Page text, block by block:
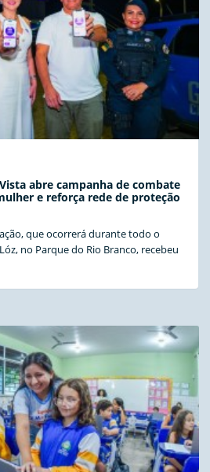
Vista abre campanha de combate
e reforça rede de proteção
que ocorrerá durante todo o
no Parque do Rio Branco, recebeu